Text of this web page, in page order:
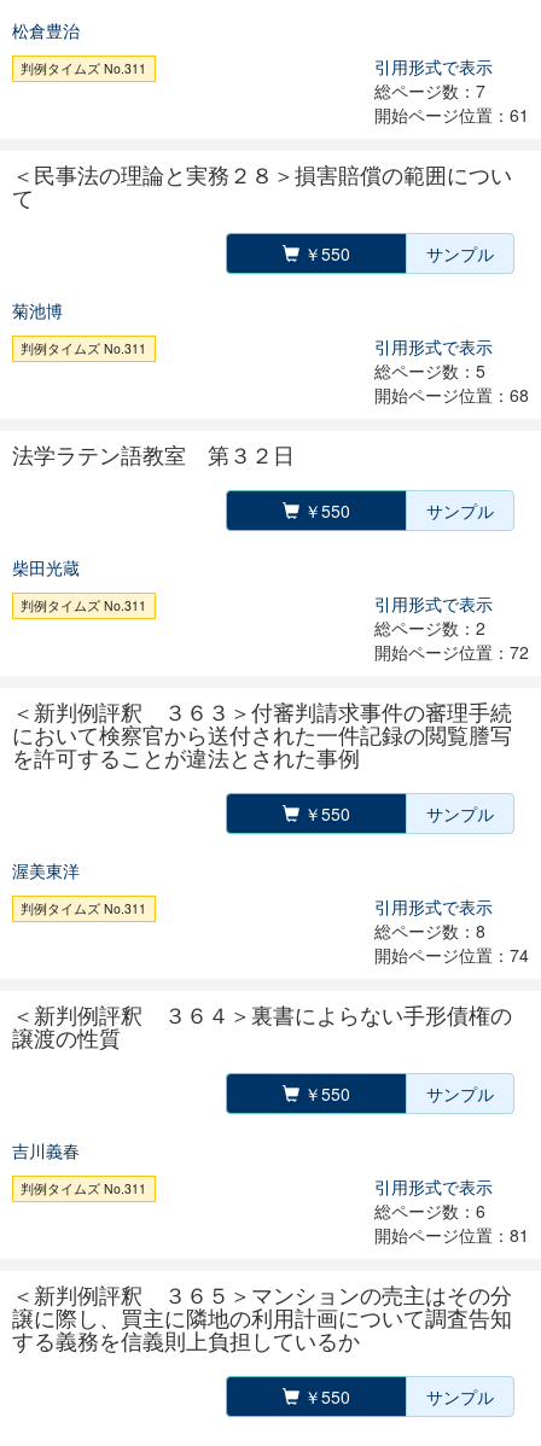
松倉豊治
判例タイムズ No.311
引用形式で表示
総ページ数：7
開始ページ位置：61
＜民事法の理論と実務２８＞損害賠償の範囲につい
て
￥550 サンプル
菊池博
判例タイムズ No.311
引用形式で表示
総ページ数：5
開始ページ位置：68
法学ラテン語教室 第３２日
￥550 サンプル
柴田光蔵
判例タイムズ No.311
引用形式で表示
総ページ数：2
開始ページ位置：72
＜新判例評釈 ３６３＞付審判請求事件の審理手続
において検察官から送付された一件記録の閲覧謄写
を許可することが違法とされた事例
￥550 サンプル
渥美東洋
判例タイムズ No.311
引用形式で表示
総ページ数：8
開始ページ位置：74
＜新判例評釈 ３６４＞裏書によらない手形債権の
譲渡の性質
￥550 サンプル
吉川義春
判例タイムズ No.311
引用形式で表示
総ページ数：6
開始ページ位置：81
＜新判例評釈 ３６５＞マンションの売主はその分
譲に際し、買主に隣地の利用計画について調査告知
する義務を信義則上負担しているか
￥550 サンプル